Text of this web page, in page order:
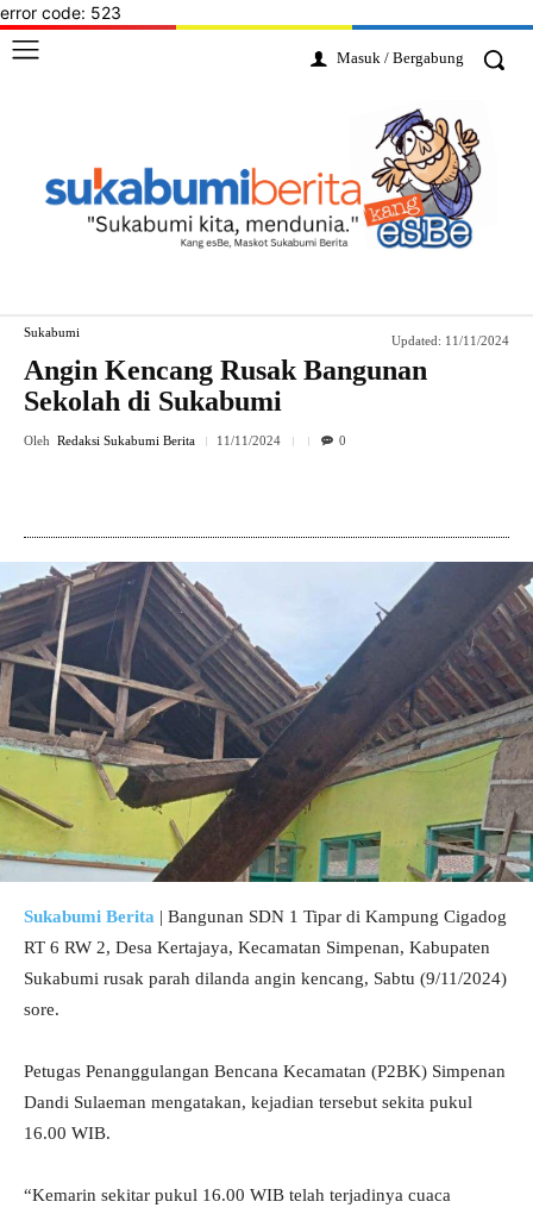
error code: 523
Masuk / Bergabung
Sukabumi
Updated: 11/11/2024
Angin Kencang Rusak Bangunan
Sekolah di Sukabumi
Oleh Redaksi Sukabumi Berita 11/11/2024 0
Sukabumi Berita | Bangunan SDN 1 Tipar di Kampung Cigadog
RT 6 RW 2, Desa Kertajaya, Kecamatan Simpenan, Kabupaten
Sukabumi rusak parah dilanda angin kencang, Sabtu (9/11/2024)
sore.
Petugas Penanggulangan Bencana Kecamatan (P2BK) Simpenan
Dandi Sulaeman mengatakan, kejadian tersebut sekita pukul
16.00 WIB.
“Kemarin sekitar pukul 16.00 WIB telah terjadinya cuaca